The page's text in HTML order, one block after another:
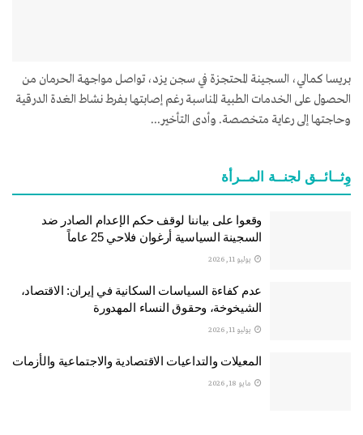
بريسا كمالي، السجينة المحتجزة في سجن يزد، تواصل مواجهة الحرمان من
الحصول على الخدمات الطبية المناسبة رغم إصابتها بفرط نشاط الغدة الدرقية
وحاجتها إلى رعاية متخصصة. وأدى التأخير...
وِثــائــق لجنــة المــرأة
وقعوا على بياننا لوقف حكم الإعدام الصادر ضد
السجينة السياسية أرغوان فلاحي 25 عاماً
يوليو 11, 2026
عدم كفاءة السياسات السكانية في إيران: الاقتصاد،
الشيخوخة، وحقوق النساء المهدورة
يوليو 11, 2026
المعيلات والتداعيات الاقتصادية والاجتماعية والأزمات
مايو 18, 2026